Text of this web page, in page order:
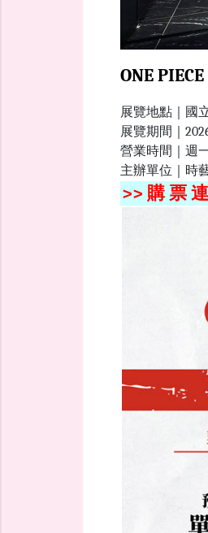
ONE
展覽地點｜國
展覽期間｜
營業時間｜週
主辦單位｜時
>> 購 票